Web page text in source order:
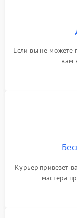
Если вы не можете
вам
Курьер привезет
мастера